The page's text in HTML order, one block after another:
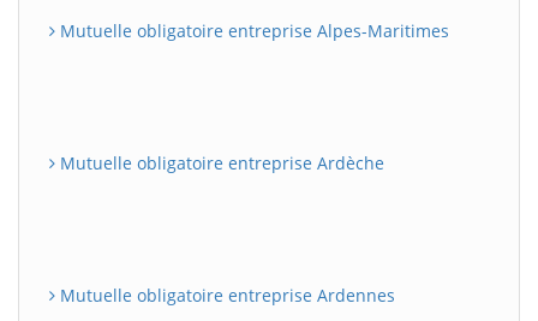
Mutuelle obligatoire entreprise Alpes-Maritimes
Mutuelle obligatoire entreprise Ardèche
Mutuelle obligatoire entreprise Ardennes